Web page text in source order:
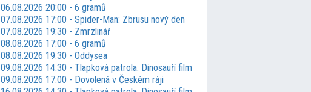
06.08.2026 20:00 - 6 gramů
07.08.2026 17:00 - Spider-Man: Zbrusu nový den
07.08.2026 19:30 - Zmrzlinář
08.08.2026 17:00 - 6 gramů
08.08.2026 19:30 - Oddysea
09.08.2026 14:30 - Tlapková patrola: Dinosauří film
09.08.2026 17:00 - Dovolená v Českém ráji